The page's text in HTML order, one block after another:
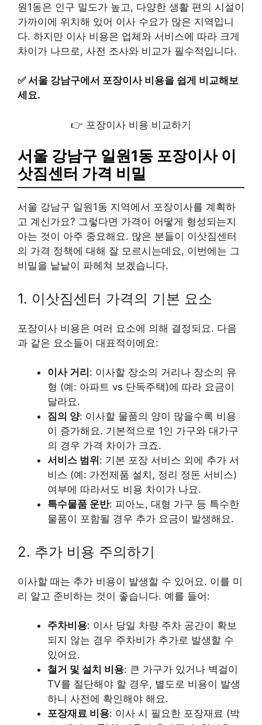
원1동은 인구 밀도가 높고, 다양한 생활 편의 시설이
가까이에 위치해 있어 이사 수요가 많은 지역입니
다. 하지만 이사 비용은 업체와 서비스에 따라 크게
차이가 나므로, 사전 조사와 비교가 필수적입니다.
✅서울 강남구에서 포장이사 비용을 쉽게 비교해보
세요.
👉 포장이사 비용 비교하기
서울 강남구 일원1동 포장이사 이
삿짐센터 가격 비밀
서울 강남구 일원1동 지역에서 포장이사를 계획하
고 계신가요? 그렇다면 가격이 어떻게 형성되는지
아는 것이 아주 중요해요. 많은 분들이 이삿짐센터
의 가격 정책에 대해 잘 모르시는데요, 이번에는 그
비밀을 낱낱이 파헤쳐 보겠습니다.
1. 이삿짐센터 가격의 기본 요소
포장이사 비용은 여러 요소에 의해 결정되요. 다음
과 같은 요소들이 대표적이에요:
이사 거리 : 이사할 장소의 거리나 장소의 유
형 (예: 아파트 vs 단독주택)에 따라 요금이
달라요.
짐의 양: 이사할 물품의 양이 많을수록 비용
이 증가해요. 기본적으로 1인 가구와 대가구
의 경우 가격 차이가 크죠.
서비스 범위 : 기본 포장 서비스 외에 추가 서
비스 (예: 가전제품 설치, 정리 정돈 서비스)
여부에 따라서도 비용 차이가 나요.
특수물품 운반: 피아노, 대형 가구 등 특수한
물품이 포함될 경우 추가 요금이 발생해요.
2. 추가 비용 주의하기
이사할 때는 추가 비용이 발생할 수 있어요. 이를 미
리 알고 준비하는 것이 좋습니다. 예를 들어:
주차비용: 이사 당일 차량 주차 공간이 확보
되지 않는 경우 주차비가 추가로 발생할 수
있어요.
철거 및 설치 비용: 큰 가구가 있거나 벽걸이
TV를 절단해야 할 경우, 별도로 비용이 발생
하니 사전에 확인해야 해요.
포장재료 비용: 이사 시 필요한 포장재료 (박